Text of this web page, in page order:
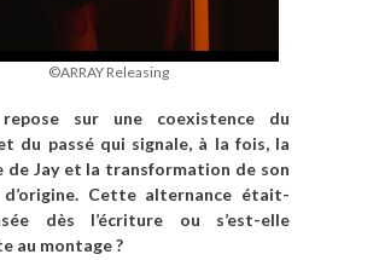
©ARRAY Releasing
sur une coexistence du
du passé qui signale, à la fois, la
de Jay et la transformation de son
Cette alternance était-
dès l’écriture ou s’est-elle
au montage ?